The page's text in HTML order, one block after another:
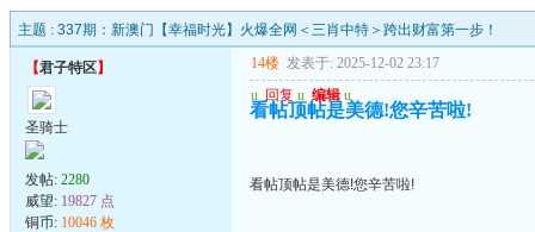
主题 : 337期：新澳门【幸福时光】火爆全网＜三肖中特＞跨出财富第一步！
【君子特区】
圣骑士
发帖: 2280
威望: 19827 点
铜币: 10046 枚
14楼 发表于: 2025-12-02 23:17
u 回复 u 编辑 u
看帖顶帖是美德!您辛苦啦!
看帖顶帖是美德!您辛苦啦!